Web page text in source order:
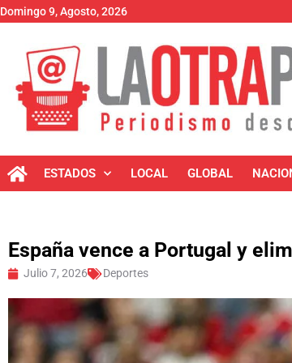
Domingo 9, Agosto, 2026
ESTADOS LOCAL GLOBAL
España vence a Portugal y
Julio 7, 2026 Deportes